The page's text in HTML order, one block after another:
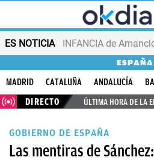
ES NOTICIA INFANCIA de
ESPAÑA
MADRID CATALUÑA ANDALUCÍA
DIRECTO
ÚLTIMA HORA DE LA
GOBIERNO DE ESPAÑA
Las mentiras de